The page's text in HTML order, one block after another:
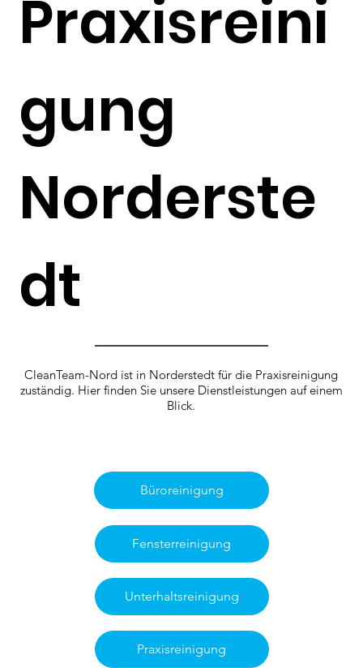
Praxisreini
gung
Norderste
dt
CleanTeam-Nord ist in Norderstedt für die Praxisreinigung
zuständig. Hier finden Sie unsere Dienstleistungen auf einem
Blick.
Büroreinigung
Fensterreinigung
Unterhaltsreinigung
Praxisreinigung